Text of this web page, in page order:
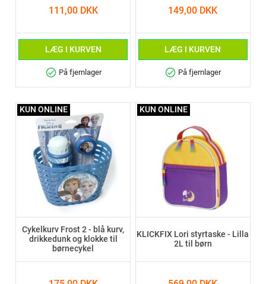
111,00 DKK
LÆG I KURVEN
check_circle På fjernlager
149,00 DKK
LÆG I KURVEN
check_circle På fjernlager
Cykelkurv Frost 2 - blå kurv,
drikkedunk og klokke til
børnecykel
KUN ONLINE
KLICKFIX Lori styrtaske - Lilla
2L til børn
KUN ONLINE